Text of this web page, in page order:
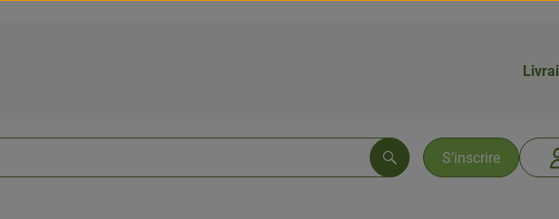
S’inscrire
Rechercher